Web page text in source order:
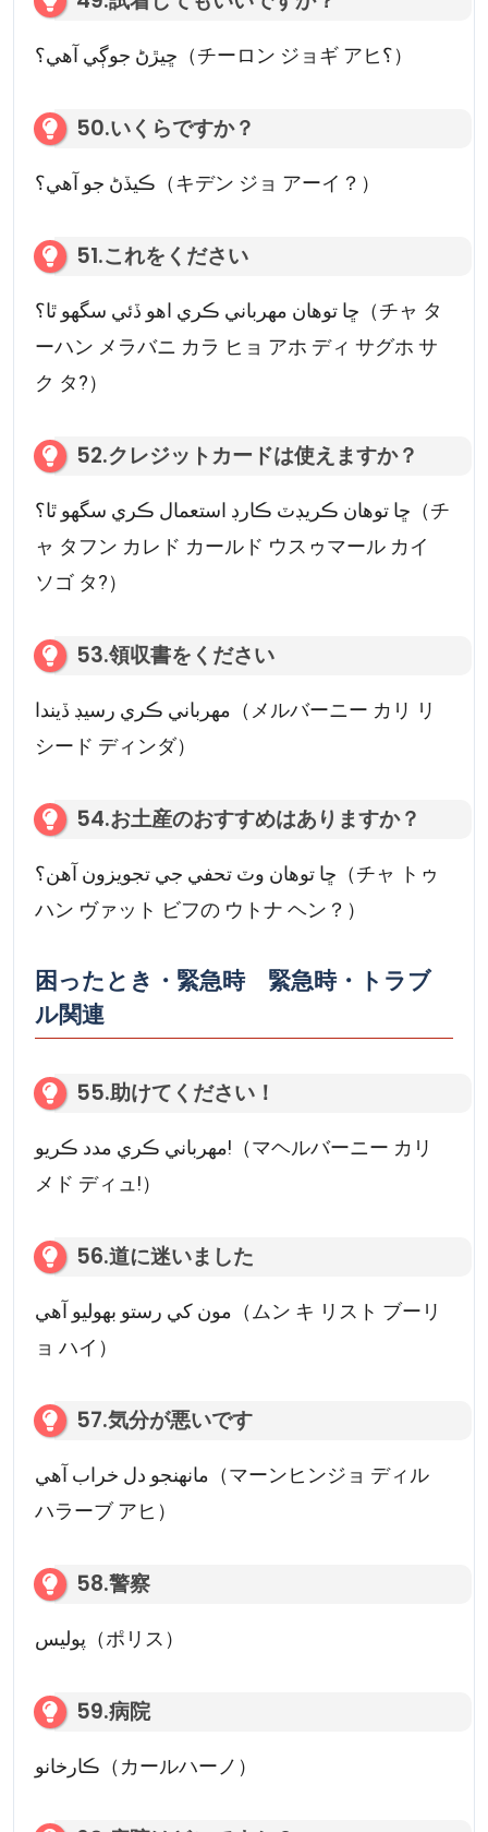
ڇيڙڻ جوڳي آهي؟（チーロン ジョギ アヒ؟）
50.いくらですか？
ڪيڏڻ جو آهي؟（キデン ジョ アーイ？）
51.これをください
ڇا توهان مهرباني ڪري اهو ڏئي سگهو ٿا؟（チャ タ
ーハン メラバニ カラ ヒョ アホ ディ サグホ サ
ク タ?）
52.クレジットカードは使えますか？
ڇا توهان ڪريڊٽ ڪارڊ استعمال ڪري سگهو ٿا؟（チ
ャ タフン カレド カールド ウスゥマール カイ
ソゴ タ?）
53.領収書をください
مھرباني ڪري رسيڊ ڏيندا（メルバーニー カリ リ
シード ディンダ）
54.お土産のおすすめはありますか？
ڇا توهان وٽ تحفي جي تجويزون آهن؟（チャ トゥ
ハン ヴァット ビフの ウトナ ヘン？）
困ったとき・緊急時 緊急時・トラブ
ル関連
55.助けてください！
مهرباني ڪري مدد ڪريو!（マヘルバーニー カリ
メド ディュ!）
56.道に迷いました
مون کي رستو بھوليو آهي（ムン キ リスト ブーリ
ョ ハイ）
57.気分が悪いです
مانھنجو دل خراب آهي（マーンヒンジョ ディル
ハラーブ アヒ）
58.警察
پوليس（ポリス）
59.病院
ڪارخانو（カールハーノ）